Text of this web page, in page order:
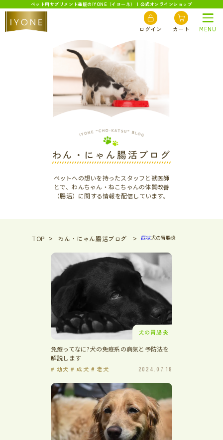
ペット用サプリメント通販のIYONE（イヨーネ） | 公式オンラインショップ
ログイン カート MENU
わん・にゃん腸活ブログ
ペットへの想いを持ったスタッフと獣医師
とで、わんちゃん・ねこちゃんの体質改善
（腸活）に関する情報を配信しています。
TOP わん・にゃん腸活ブログ 症状犬の胃腸炎
犬の胃腸炎
免疫ってなに?犬の免疫系の病気と予防法を
解説します
# 幼犬 # 成犬 # 老犬 2024.07.18